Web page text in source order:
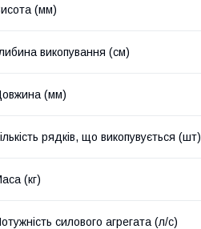
(мм)
викопування (см)
(мм)
рядків, що викопувується (шт)
(кг)
силового агрегата (л/с)